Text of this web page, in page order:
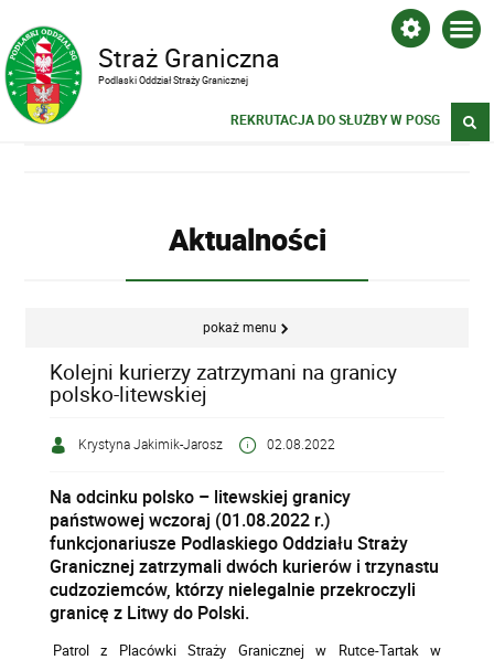
Straż Graniczna
Podlaski Oddział Straży Granicznej
REKRUTACJA DO SŁUŻBY W POSG
Aktualności
pokaż menu
Kolejni kurierzy zatrzymani na granicy
polsko-litewskiej
Krystyna Jakimik-Jarosz 02.08.2022
Na odcinku polsko – litewskiej granicy
państwowej wczoraj (01.08.2022 r.)
funkcjonariusze Podlaskiego Oddziału Straży
Granicznej zatrzymali dwóch kurierów i trzynastu
cudzoziemców, którzy nielegalnie przekroczyli
granicę z Litwy do Polski.
Patrol z Placówki Straży Granicznej w Rutce-Tartak w